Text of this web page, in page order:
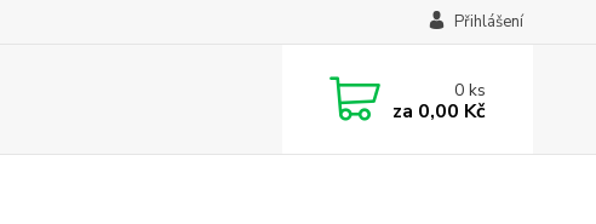
Přihlášení
0ks
za 0,00 Kč